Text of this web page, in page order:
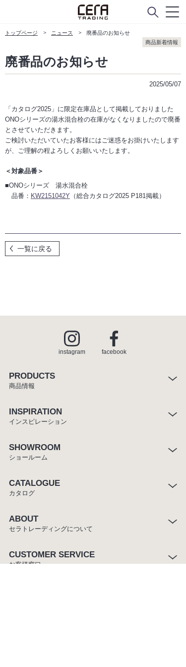
トップページ ニュース
廃番品のお知らせ
商品新着情報
廃番品のお知らせ
2025/05/07
「カタログ2025」に限定在庫品として掲載しておりました
ONOシリーズの湯水混合栓の在庫がなくなりましたので廃番
とさせていただきます。
ご検討いただいていたお客様にはご迷惑をお掛けいたします
が、ご理解の程よろしくお願いいたします。
＜対象品番＞
■ONOシリーズ 湯水混合栓
品番： KW2151042Y （総合カタログ2025 P181掲載）
一覧に戻る
instagram facebook
PRODUCTS
商品情報
INSPIRATION
インスピレーション
SHOWROOM
ショールーム
CATALOGUE
カタログ
ABOUT
セラトレーディングについて
CUSTOMER SERVICE
お客様窓口
ABOUT
セラトレーディングについて
Company Policy
ニュース
CUSTOMER SERVICE
お客様窓口
お問い合わせ
for SUPPLIERS